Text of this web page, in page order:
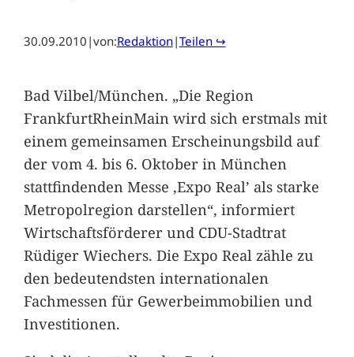
30.09.2010 |von:Redaktion|Teilen ↪
Bad Vilbel/München. „Die Region
FrankfurtRheinMain wird sich erstmals mit
einem gemeinsamen Erscheinungsbild auf
der vom 4. bis 6. Oktober in München
stattfindenden Messe ,Expo Real’ als starke
Metropolregion darstellen“, informiert
Wirtschaftsförderer und CDU-Stadtrat
Rüdiger Wiechers. Die Expo Real zähle zu
den bedeutendsten internationalen
Fachmessen für Gewerbeimmobilien und
Investitionen.